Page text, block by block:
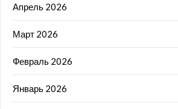
Апрель 2026
Март 2026
Февраль 2026
Январь 2026